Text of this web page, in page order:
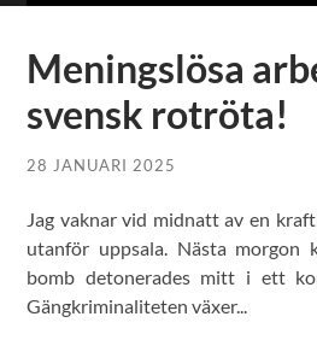
Meningslösa
svensk rotröta!
28 JANUARI 2025
Jag vaknar vid midnatt av en
utanför uppsala. Nästa morgon
bomb detonerades mitt i ett
Gängkriminaliteten växer...